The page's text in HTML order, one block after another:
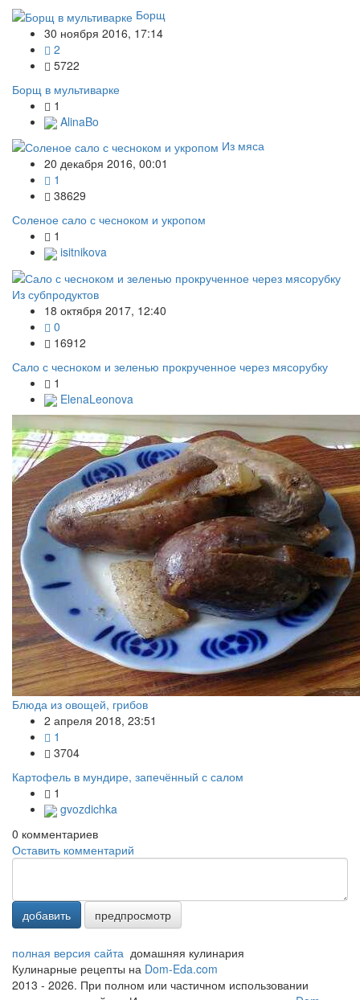
Борщ
30 ноября 2016, 17:14
2
5722
Борщ в мультиварке
1
AlinaBo
Из мяса
20 декабря 2016, 00:01
1
38629
Соленое сало с чесноком и укропом
1
isitnikova
Из субпродуктов
18 октября 2017, 12:40
0
16912
Сало с чесноком и зеленью прокрученное через мясорубку
1
ElenaLeonova
Блюда из овощей, грибов
2 апреля 2018, 23:51
1
3704
Картофель в мундире, запечённый с салом
1
gvozdichka
0 комментариев
Оставить комментарий
добавить предпросмотр
полная версия сайта домашняя кулинария
Кулинарные рецепты на Dom-Eda.com
2013 - 2026. При полном или частичном использовании